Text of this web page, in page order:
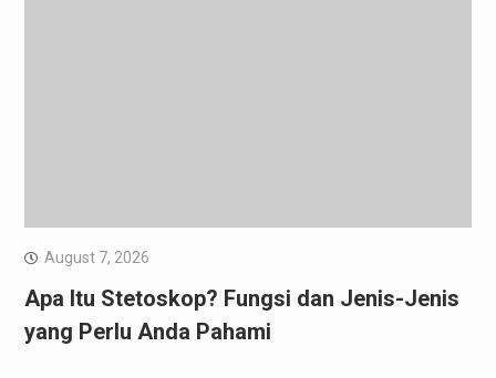
August 7, 2026
Apa Itu Stetoskop? Fungsi dan Jenis-Jenis
yang Perlu Anda Pahami